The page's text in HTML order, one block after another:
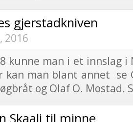
gjerstadkniven
2016
kunne man i et innslag
kan man blant annet se
og Olaf O.
Skaali til minne